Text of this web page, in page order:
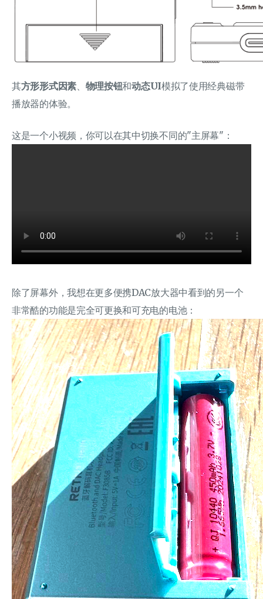
其方形形式因素、 物理按钮和动态UI模拟了使用经典磁带
播放器的体验。
这是一个小视频，你可以在其中切换不同的"主屏幕"：
除了屏幕外，我想在更多便携DAC放大器中看到的另一个
非常酷的功能是完全可更换和可充电的电池：